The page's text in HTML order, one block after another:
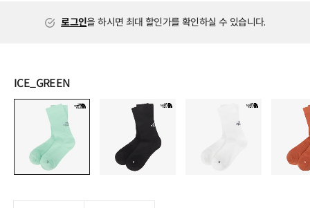
로그인을 하시면 최대 할인가를 확인하실 수 있습니다.
ICE_GREEN